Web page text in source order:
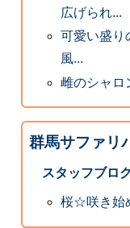
広げられ...
可愛い盛り
風...
雌のシャロ
群馬サファリ
スタッフブロ
桜☆咲き始